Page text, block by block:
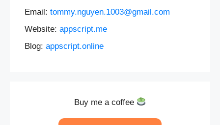
Email: tommy.nguyen.1003@gmail.com
Website: appscript.me
Blog: appscript.online
Buy me a coffee